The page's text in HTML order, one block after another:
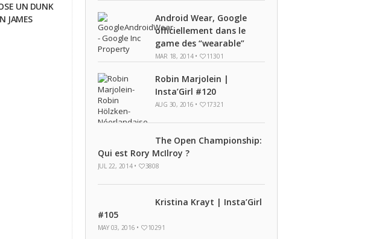
UN DUNK
JAMES
Android Wear, Google
officiellement dans le
game des “wearable”
MAR 18, 2014 • 11301
Robin Marjolein |
Insta’Girl #120
AUG 30, 2016 • 17321
The Open Championship:
Qui est Rory McIlroy ?
JUL 22, 2014 • 3808
Kristina Krayt | Insta’Girl
#105
MAY 03, 2016 • 10291